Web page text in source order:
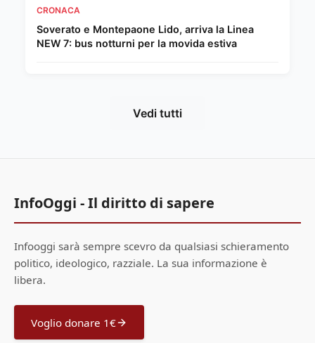
CRONACA
Soverato e Montepaone Lido, arriva la Linea
NEW 7: bus notturni per la movida estiva
Vedi tutti
InfoOggi - Il diritto di sapere
Infooggi sarà sempre scevro da qualsiasi schieramento
politico, ideologico, razziale. La sua informazione è
libera.
Voglio donare 1€